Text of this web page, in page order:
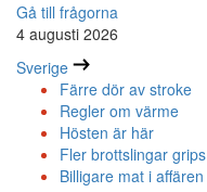
Gå till frågorna
4 augusti 2026
Sverige
Färre dör av stroke
Regler om värme
Hösten är här
Fler brottslingar grips
Billigare mat i affären